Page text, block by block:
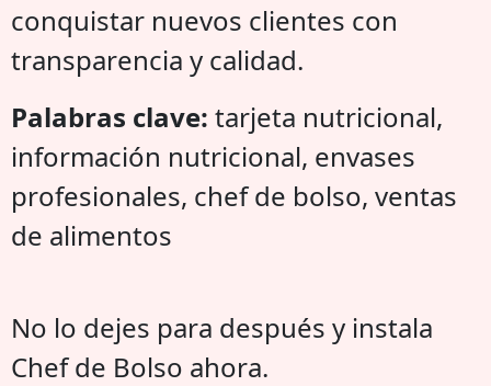
conquistar nuevos clientes con
transparencia y calidad.
Palabras clave: tarjeta nutricional,
información nutricional, envases
profesionales, chef de bolso, ventas
de alimentos
No lo dejes para después y instala
Chef de Bolso ahora.